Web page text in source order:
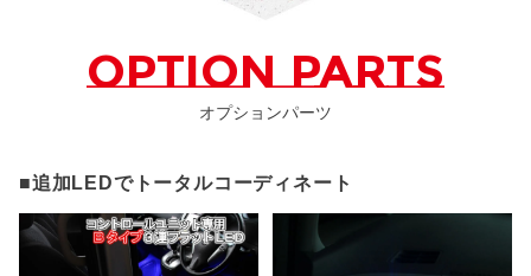
OPTION PARTS
オプションパーツ
■追加LEDでトータルコーディネート